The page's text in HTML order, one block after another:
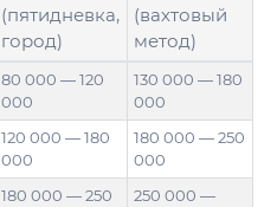
(пятидневка,
город)
(вахтовый
метод)
80 000 — 120
000
130 000 — 180
000
120 000 — 180
000
180 000 — 250
000
180 000 — 250
250 000 —